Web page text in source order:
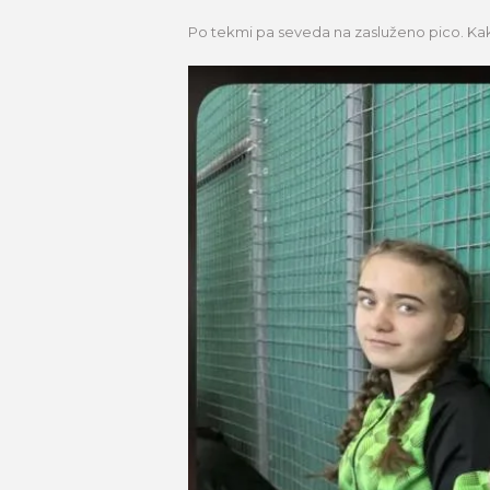
Po tekmi pa seveda na zasluženo pico.